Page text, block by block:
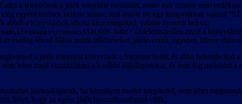
adni a telepítőnek a játék telepítési útvonalát, amire már szintén nem
elég egyértelműnek kellene lennie, kell lennie ott egy könyvtárnak valami
abból a könyvtárból, ahova kicsomagoltad, valami ilyesmit beírva:
SHOC" (értelemszerűen azzal a
esetleg létező fájlok miatti ütközéseket, játékverziót, egyebet, illetve
a játék telepítési könyvtárát a Steamen belül, és abba belemásolod
lehet majd visszaállítani a korábbi fájlállapotokat, és nem fog működni a
játéknál igazak, ha bármilyen modot telepítettél, nem lehet
lehet, hogy az egész játék használhatatlanná válik.